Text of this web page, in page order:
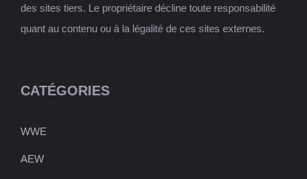
des sites tiers. Le propriétaire décline toute responsabilité
quant au contenu ou à la légalité de ces sites externes.
CATÉGORIES
WWE
AEW